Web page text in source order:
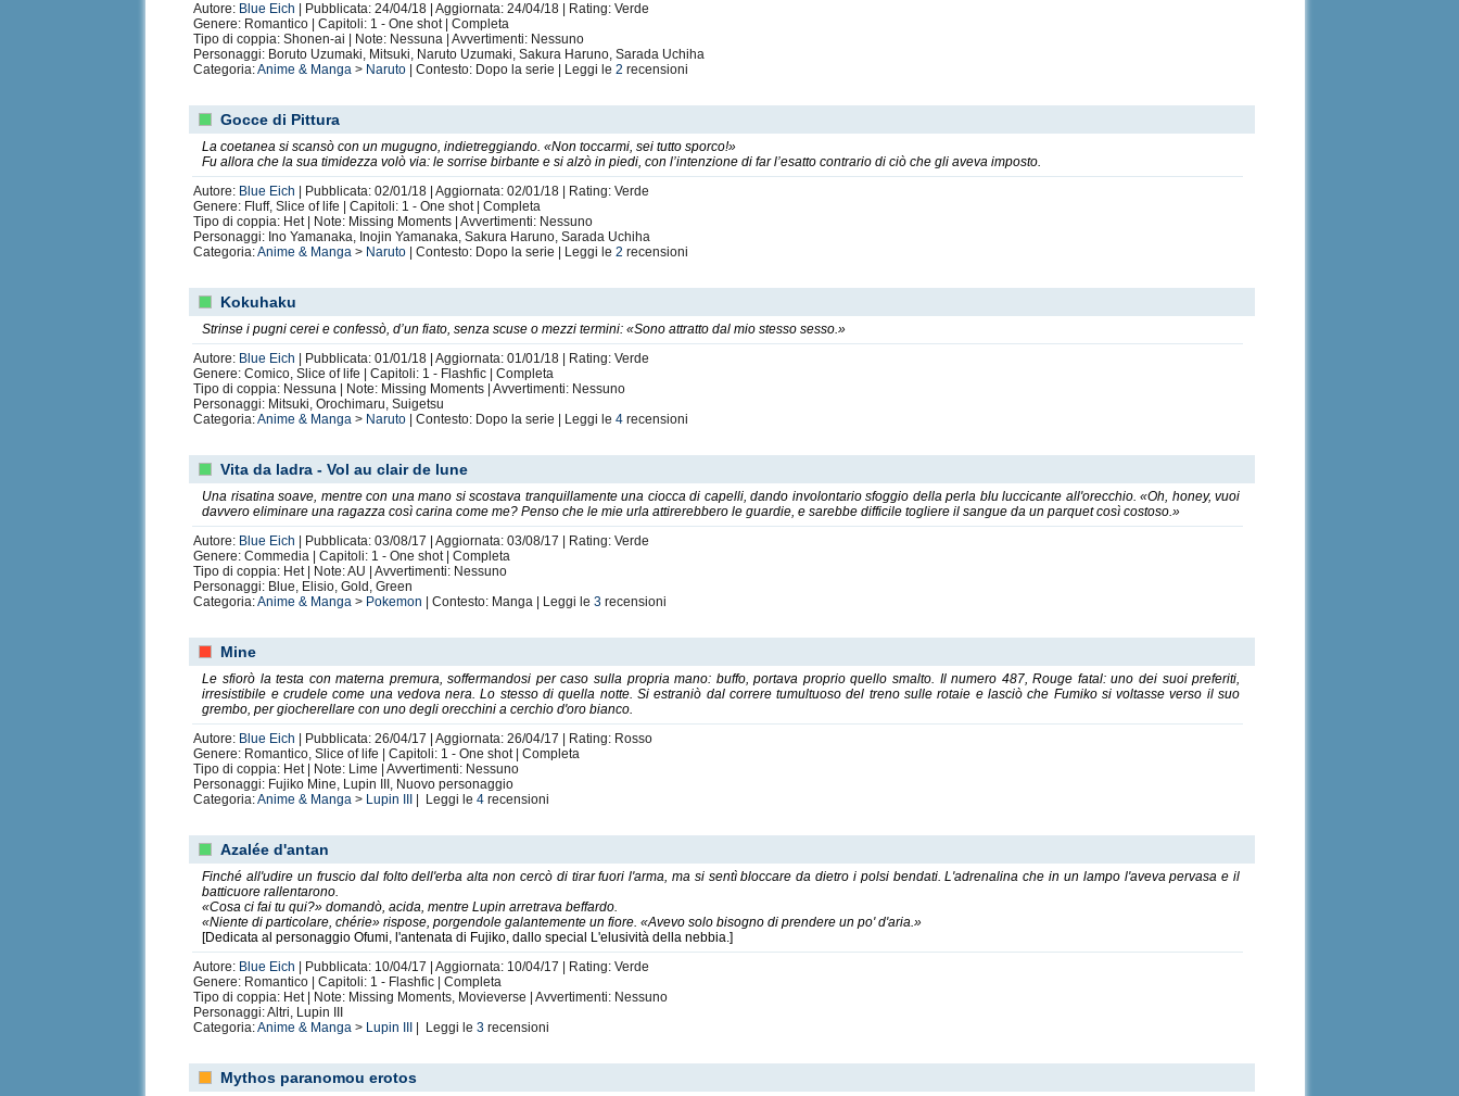
Autore: Blue Eich
| Pubblicata: 24/04/18 | Aggiornata: 24/04/18 | Rating: Verde
Genere: Romantico | Capitoli: 1 - One shot | Completa
Tipo di coppia: Shonen-ai | Note: Nessuna | Avvertimenti: Nessuno
Personaggi: Boruto Uzumaki, Mitsuki, Naruto Uzumaki, Sakura Haruno, Sarada Uchiha
Categoria:Anime & Manga > Naruto | Contesto: Dopo la serie | Leggi le2 recensioni
Gocce di Pittura
La coetanea si scansò con un mugugno, indietreggiando. «Non toccarmi, sei tutto sporco!»
Fu allora che la sua timidezza volò via: le sorrise birbante e si alzò in piedi, con l’intenzione di far l’esatto contrario di ciò che gli aveva imposto.
Autore: Blue Eich
| Pubblicata: 02/01/18 | Aggiornata: 02/01/18 | Rating: Verde
Genere: Fluff, Slice of life | Capitoli: 1 - One shot | Completa
Tipo di coppia: Het | Note: Missing Moments | Avvertimenti: Nessuno
Personaggi: Ino Yamanaka, Inojin Yamanaka, Sakura Haruno, Sarada Uchiha
Categoria:Anime & Manga > Naruto | Contesto: Dopo la serie | Leggi le2 recensioni
Kokuhaku
Strinse i pugni cerei e confessò, d’un fiato, senza scuse o mezzi termini: «Sono attratto dal mio stesso sesso.»
Autore: Blue Eich
| Pubblicata: 01/01/18 | Aggiornata: 01/01/18 | Rating: Verde
Genere: Comico, Slice of life | Capitoli: 1 - Flashfic | Completa
Tipo di coppia: Nessuna | Note: Missing Moments | Avvertimenti: Nessuno
Personaggi: Mitsuki, Orochimaru, Suigetsu
Categoria:Anime & Manga > Naruto | Contesto: Dopo la serie | Leggi le4 recensioni
Vita da ladra - Vol au clair de lune
Una risatina soave, mentre con una mano si scostava tranquillamente una ciocca di capelli, dando involontario sfoggio della perla blu luccicante all'orecchio. «Oh, honey, vuoi
davvero eliminare una ragazza così carina come me? Penso che le mie urla attirerebbero le guardie, e sarebbe difficile togliere il sangue da un parquet così costoso.»
Autore: Blue Eich
| Pubblicata: 03/08/17 | Aggiornata: 03/08/17 | Rating: Verde
Genere: Commedia | Capitoli: 1 - One shot | Completa
Tipo di coppia: Het | Note: AU | Avvertimenti: Nessuno
Personaggi: Blue, Elisio, Gold, Green
Categoria:Anime & Manga > Pokemon | Contesto: Manga | Leggi le3 recensioni
Mine
Le sfiorò la testa con materna premura, soffermandosi per caso sulla propria mano: buffo, portava proprio quello smalto. Il numero 487, Rouge fatal: uno dei suoi preferiti,
irresistibile e crudele come una vedova nera. Lo stesso di quella notte. Si estraniò dal correre tumultuoso del treno sulle rotaie e lasciò che Fumiko si voltasse verso il suo
grembo, per giocherellare con uno degli orecchini a cerchio d'oro bianco.
Autore: Blue Eich
| Pubblicata: 26/04/17 | Aggiornata: 26/04/17 | Rating: Rosso
Genere: Romantico, Slice of life | Capitoli: 1 - One shot | Completa
Tipo di coppia: Het | Note: Lime | Avvertimenti: Nessuno
Personaggi: Fujiko Mine, Lupin III, Nuovo personaggio
Categoria:Anime & Manga > Lupin III | Leggi le4 recensioni
Azalée d'antan
Finché all'udire un fruscio dal folto dell'erba alta non cercò di tirar fuori l'arma, ma si sentì bloccare da dietro i polsi bendati. L'adrenalina che in un lampo l'aveva pervasa e il
batticuore rallentarono.
«Cosa ci fai tu qui?» domandò, acida, mentre Lupin arretrava beffardo.
«Niente di particolare, chérie» rispose, porgendole galantemente un fiore. «Avevo solo bisogno di prendere un po' d'aria.»
[Dedicata al personaggio Ofumi, l'antenata di Fujiko, dallo special L'elusività della nebbia.]
Autore: Blue Eich
| Pubblicata: 10/04/17 | Aggiornata: 10/04/17 | Rating: Verde
Genere: Romantico | Capitoli: 1 - Flashfic | Completa
Tipo di coppia: Het | Note: Missing Moments, Movieverse | Avvertimenti: Nessuno
Personaggi: Altri, Lupin III
Categoria:Anime & Manga > Lupin III | Leggi le3 recensioni
Mythos paranomou erotos